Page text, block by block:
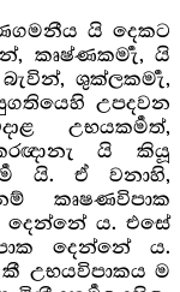
යි දෙකට
කෘෂ්ණකර්‍මැ, යි
ශුක්ලකර්‍මැ,
උපදවන
උභයකර්‍මත්,
යි කියූ
යි. ඒ වනාහි,
කෘෂණවිපාක
දෙන්නේ ය. එසේ
දෙන්නේ ය.
උභයවිපාකය ම